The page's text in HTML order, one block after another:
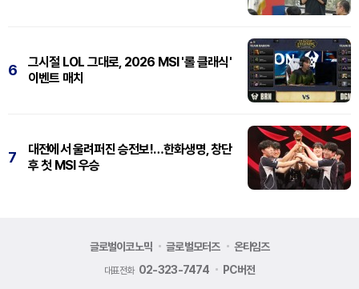
6
그시절 LOL 그대로, 2026 MSI '롤 클래식'
이벤트 매치
7
대전에서 울려퍼진 승전보!…한화생명, 창단
후 첫 MSI 우승
글로벌이코노믹 글로벌모터즈 온타임즈
대표전화 02-323-7474 PC버전